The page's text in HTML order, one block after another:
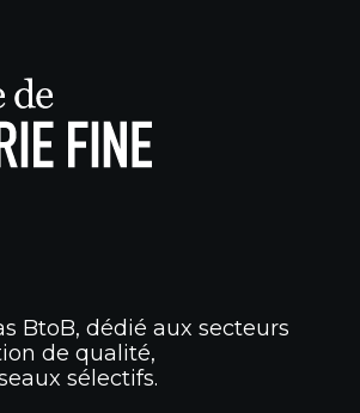
BtoB, dédié aux secteurs
de qualité,
sélectifs.